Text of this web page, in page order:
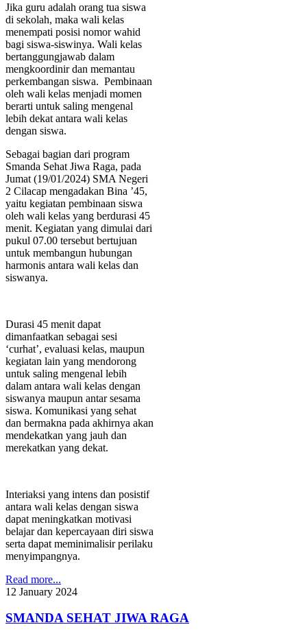
Jika guru adalah orang tua siswa
di sekolah, maka wali kelas
menempati posisi nomor wahid
bagi siswa-siswinya. Wali kelas
bertanggungjawab dalam
mengkoordinir dan memantau
perkembangan siswa. Pembinaan
oleh wali kelas menjadi momen
berarti untuk saling mengenal
lebih dekat antara wali kelas
dengan siswa.
Sebagai bagian dari program
Smanda Sehat Jiwa Raga, pada
Jumat (19/01/2024) SMA Negeri
2 Cilacap mengadakan Bina ’45,
yaitu kegiatan pembinaan siswa
oleh wali kelas yang berdurasi 45
menit. Kegiatan yang dimulai dari
pukul 07.00 tersebut bertujuan
untuk membangun hubungan
harmonis antara wali kelas dan
siswanya.
Durasi 45 menit dapat
dimanfaatkan sebagai sesi
‘curhat’, evaluasi kelas, maupun
kegiatan lain yang mendorong
untuk saling mengenal lebih
dalam antara wali kelas dengan
siswanya maupun antar sesama
siswa. Komunikasi yang sehat
dan bermakna pada akhirnya akan
mendekatkan yang jauh dan
merekatkan yang dekat.
Interiaksi yang intens dan posistif
antara wali kelas dengan siswa
dapat meningkatkan motivasi
belajar dan kepercayaan diri siswa
serta dapat meminimalisir perilaku
menyimpangnya.
Read more...
12 January 2024
SMANDA SEHAT JIWA RAGA